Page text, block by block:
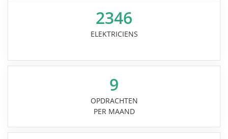
2346
ELEKTRICIENS
9
OPDRACHTEN
PER MAAND